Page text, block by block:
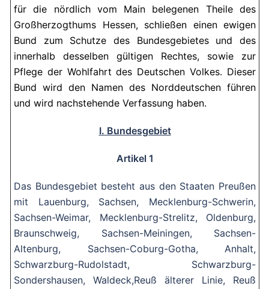
für die nördlich vom Main belegenen Theile des
Großherzogthums Hessen, schließen einen ewigen
Bund zum Schutze des Bundesgebietes und des
innerhalb desselben gültigen Rechtes, sowie zur
Pflege der Wohlfahrt des Deutschen Volkes. Dieser
Bund wird den Namen des Norddeutschen führen
und wird nachstehende Verfassung haben.
I. Bundesgebiet
Artikel 1
Das Bundesgebiet besteht aus den Staaten Preußen
mit Lauenburg, Sachsen, Mecklenburg-Schwerin,
Sachsen-Weimar, Mecklenburg-Strelitz, Oldenburg,
Braunschweig, Sachsen-Meiningen, Sachsen-
Altenburg, Sachsen-Coburg-Gotha, Anhalt,
Schwarzburg-Rudolstadt, Schwarzburg-
Sondershausen, Waldeck,Reuß älterer Linie, Reuß